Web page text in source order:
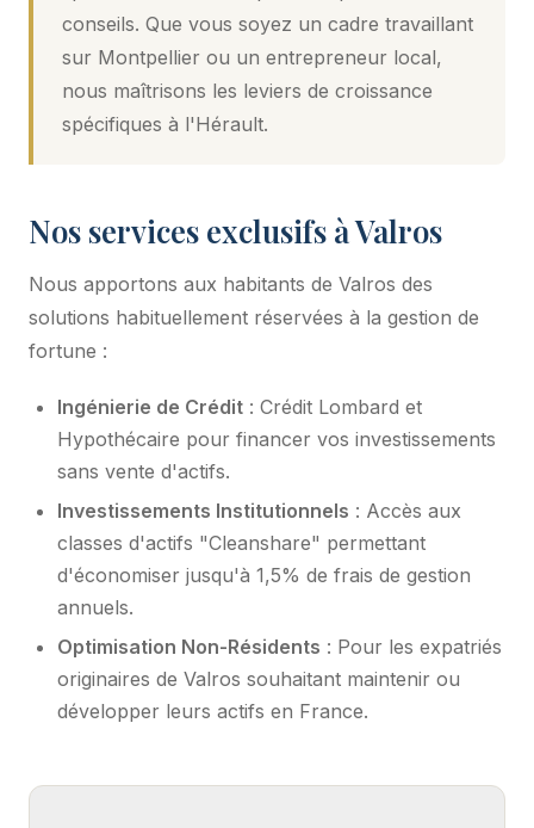
conseils. Que vous soyez un cadre travaillant
sur Montpellier ou un entrepreneur local,
nous maîtrisons les leviers de croissance
spécifiques à l'Hérault.
Nos services exclusifs à Valros
Nous apportons aux habitants de Valros des
solutions habituellement réservées à la gestion de
fortune :
Ingénierie de Crédit : Crédit Lombard et
Hypothécaire pour financer vos investissements
sans vente d'actifs.
Investissements Institutionnels : Accès aux
classes d'actifs "Cleanshare" permettant
d'économiser jusqu'à 1,5% de frais de gestion
annuels.
Optimisation Non-Résidents : Pour les expatriés
originaires de Valros souhaitant maintenir ou
développer leurs actifs en France.